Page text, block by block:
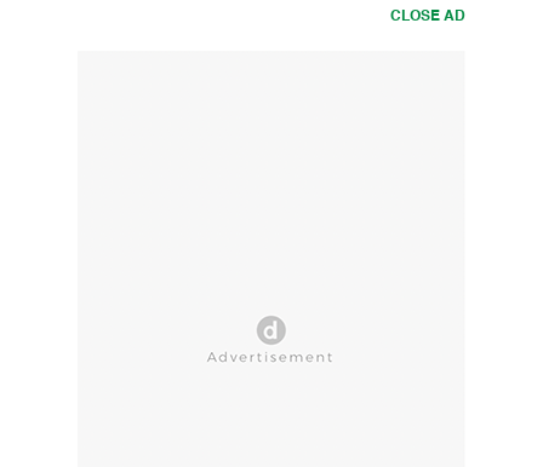
CLOSE AD